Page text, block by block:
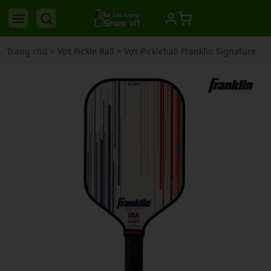
Trang chủ > Vợt Pickle Ball > Vợt Pickleball Franklin Signature